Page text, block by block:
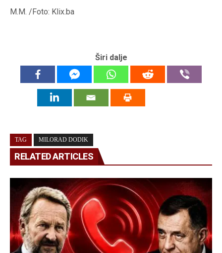
M.M. /Foto: Klix.ba
Širi dalje
TAG MILORAD DODIK
RELATED ARTICLES